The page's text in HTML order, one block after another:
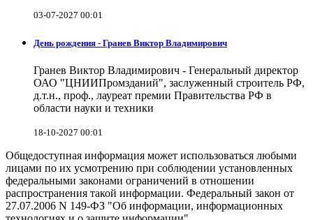
03-07-2027 00:01
День рождения - Гранев Виктор Владимирович
Гранев Виктор Владимирович - Генеральный директор
ОАО "ЦНИИПромзданий", заслуженный строитель РФ,
д.т.н., проф., лауреат премии Правительства РФ в
области науки и техники
18-10-2027 00:01
Общедоступная информация может использоваться любыми
лицами по их усмотрению при соблюдении установленных
федеральными законами ограничений в отношении
распространения такой информации. Федеральный закон от
27.07.2006 N 149-ФЗ "Об информации, информационных